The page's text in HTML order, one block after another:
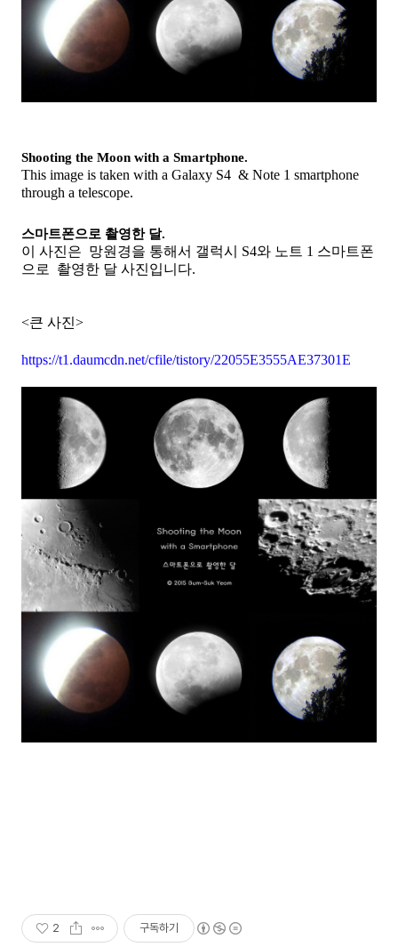
Shooting the Moon with a Smartphone.
This image is taken with a Galaxy S4 & Note 1 smartphone
through a telescope.
스마트폰으로 촬영한 달.
이 사진은 망원경을 통해서 갤럭시 S4와 노트 1 스마트폰
으로 촬영한 달 사진입니다.
<큰 사진>
https://t1.daumcdn.net/cfile/tistory/22055E3555AE37301E
2 구독하기